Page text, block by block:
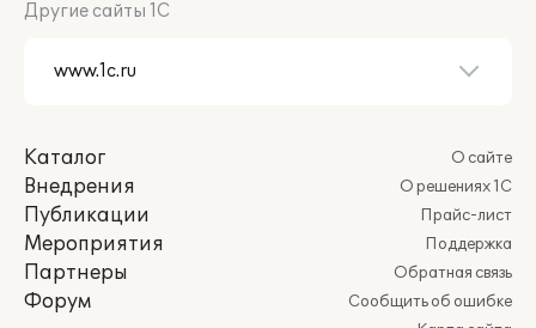
Другие сайты 1С
Каталог
Внедрения
Публикации
Мероприятия
Партнеры
Форум
О сайте
О решениях 1С
Прайс-лист
Поддержка
Обратная связь
Сообщить об ошибке